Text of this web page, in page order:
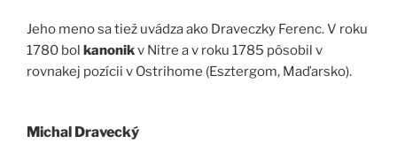
Jeho meno sa tiež uvádza ako Draveczky Ferenc. V roku
1780 bol kanonikv Nitre a v roku 1785 pôsobil v
rovnakej pozícii v Ostrihome (Esztergom, Maďarsko).
Michal Dravecký